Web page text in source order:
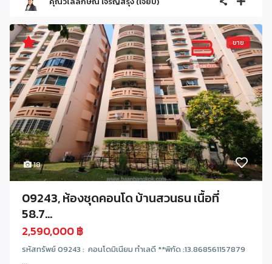
18
ขาย
09243, ห้องชุดคอนโด บ้านสวนธน เนื้อที่
58.7...
2,590,000 ฿
รหัสทรัพย์ 09243 : คอนโดมิเนียม ทำเลดี **พิกัด :13.868561157879